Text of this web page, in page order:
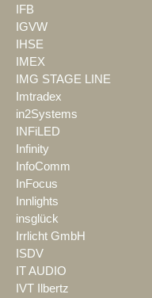
IFB
IGVW
IHSE
IMEX
IMG STAGE LINE
Imtradex
in2Systems
INFiLED
Infinity
InfoComm
InFocus
Innlights
insglück
Irrlicht GmbH
ISDV
IT AUDIO
IVT Ilbertz